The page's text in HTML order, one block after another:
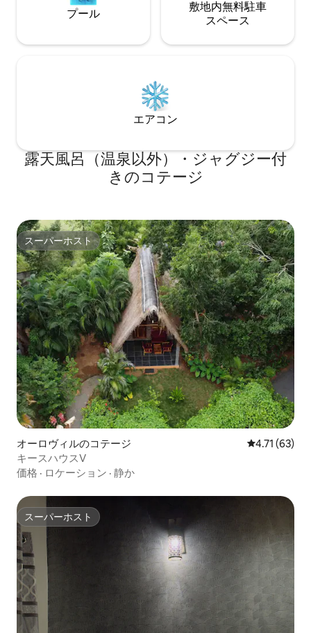
プール
敷地内無料駐⁠車
ス⁠ペ⁠ー⁠ス
エアコン
露天風呂（温泉以外）・ジャグジー付
きのコテージ
スーパーホスト
スーパーホスト
オーロヴィルのコテージ レビュー63
4.71 (63)
キースハウスV
価格 · ロケーション · 静か
スーパーホスト
スーパーホスト